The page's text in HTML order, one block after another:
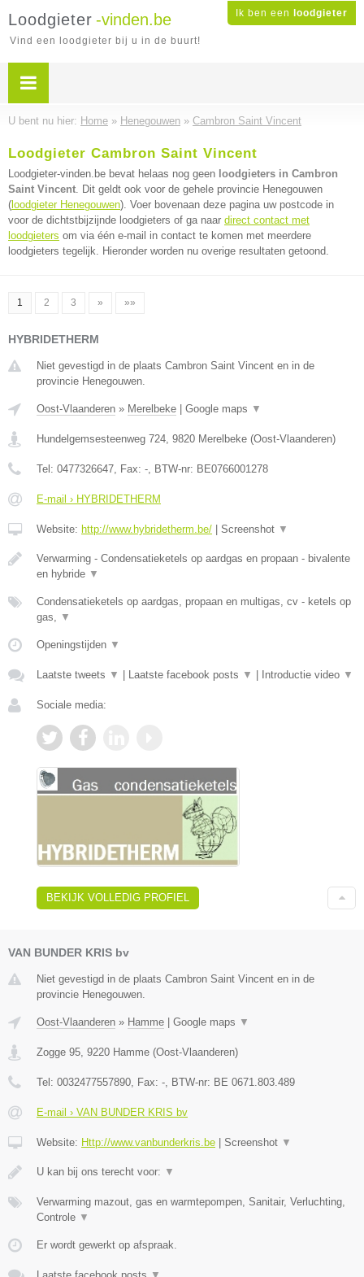
Ik ben een loodgieter
Loodgieter -vinden.be
Vind een loodgieter bij u in de buurt!
U bent nu hier: Home » Henegouwen » Cambron Saint Vincent
Loodgieter Cambron Saint Vincent
Loodgieter-vinden.be bevat helaas nog geen loodgieters in Cambron
Saint Vincent. Dit geldt ook voor de gehele provincie Henegouwen
( loodgieter Henegouwen). Voer bovenaan deze pagina uw postcode in
voor de dichtstbijzijnde loodgieters of ga naar direct contact met
loodgieters om via één e-mail in contact te komen met meerdere
loodgieters tegelijk. Hieronder worden nu overige resultaten getoond.
1 2 3 » »»
HYBRIDETHERM
Niet gevestigd in de plaats Cambron Saint Vincent en in de
provincie Henegouwen.
Oost-Vlaanderen » Merelbeke Google maps ▼
Hundelgemsesteenweg 724, 9820 Merelbeke (Oost-Vlaanderen)
Tel: 0477326647, Fax: -, BTW-nr: BE0766001278
E-mail › HYBRIDETHERM
Website: http://www.hybridetherm.be/ Screenshot ▼
Verwarming - Condensatieketels op aardgas en propaan - bivalente
en hybride ▼
Condensatieketels op aardgas, propaan en multigas, cv - ketels op
gas, ▼
Openingstijden ▼
Laatste tweets ▼ Laatste facebook posts ▼ Introductie video ▼
Sociale media:
BEKIJK VOLLEDIG PROFIEL
VAN BUNDER KRIS bv
Niet gevestigd in de plaats Cambron Saint Vincent en in de
provincie Henegouwen.
Oost-Vlaanderen » Hamme Google maps ▼
Zogge 95, 9220 Hamme (Oost-Vlaanderen)
Tel: 0032477557890, Fax: -, BTW-nr: BE 0671.803.489
E-mail › VAN BUNDER KRIS bv
Website: Http://www.vanbunderkris.be Screenshot ▼
U kan bij ons terecht voor: ▼
Verwarming mazout, gas en warmtepompen, Sanitair, Verluchting,
Controle ▼
Er wordt gewerkt op afspraak.